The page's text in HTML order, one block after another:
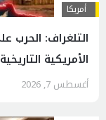
أمريكا
التلغراف: الحرب
الأمريكية التاريخية
أغسطس 7, 2026